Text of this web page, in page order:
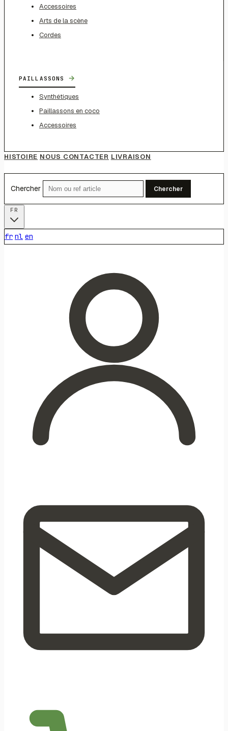
Accessoires
Arts de la scène
Cordes
PAILLASSONS →
Synthétiques
Paillassons en coco
Accessoires
HISTOIRE NOUS CONTACTER LIVRAISON
Chercher Chercher
fr nl en